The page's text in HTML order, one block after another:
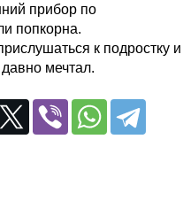
прибор по
попкорна.
к подростку и
мечтал.